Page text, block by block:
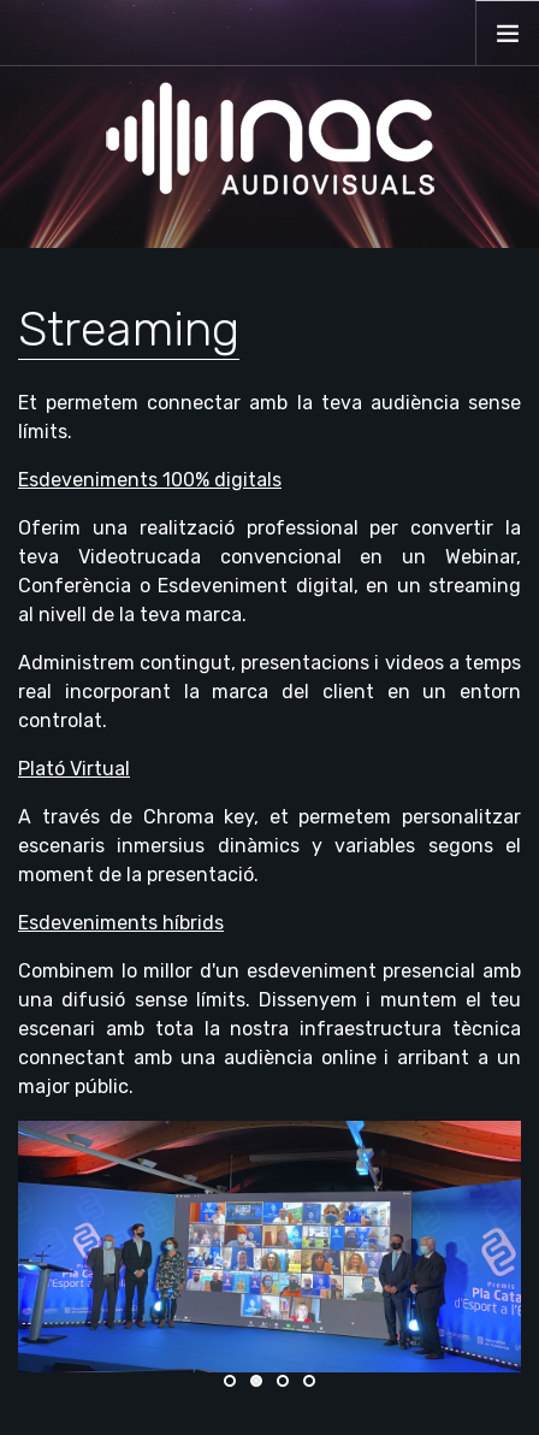
EMPRESA
SERVEIS
ESDEVENIMENTS
CA
Streaming
Et permetem connectar amb la teva audiència sense
límits.
Esdeveniments 100% digitals
Oferim una realització professional per convertir la
teva Videotrucada convencional en un Webinar,
Conferència o Esdeveniment digital, en un streaming
al nivell de la teva marca.
Administrem contingut, presentacions i videos a temps
real incorporant la marca del client en un entorn
controlat.
Plató Virtual
A través de Chroma key, et permetem personalitzar
escenaris inmersius dinàmics y variables segons el
moment de la presentació.
Esdeveniments híbrids
Combinem lo millor d'un esdeveniment presencial amb
una difusió sense límits. Dissenyem i muntem el teu
escenari amb tota la nostra infraestructura tècnica
connectant amb una audiència online i arribant a un
major públic.